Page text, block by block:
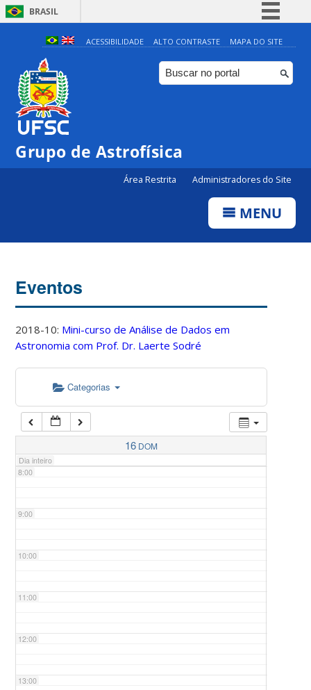
BRASIL
Simplifique!
Comunica BR
Participe
ACESSIBILIDADE ALTO CONTRASTE MAPA DO SITE
Grupo de Astrofísica
Área Restrita Administradores do Site
MENU
Eventos
2018-10: Mini-curso de Análise de Dados em
Astronomia com Prof. Dr. Laerte Sodré
Categorias
16 DOM
Dia inteiro
4:00
5:00
7:00
8:00
9:00
10:00
11:00
12:00
13:00